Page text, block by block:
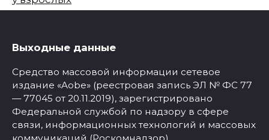
Выходные данные
Средство массовой информации сетевое
издание «Aobe» (реестровая запись ЭЛ № ФС 77
— 77045 от 20.11.2019), зарегистрировано
Федеральной службой по надзору в сфере
связи, информационных технологий и массовых
коммуникаций (Роскомнадзор).